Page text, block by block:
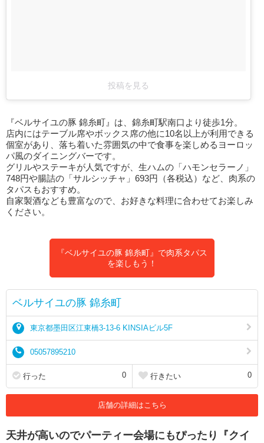
投稿を見る
『ベルサイユの豚 錦糸町』は、錦糸町駅南口より徒歩1分。
店内にはテーブル席やボックス席の他に10名以上が利用できる
個室があり、落ち着いた雰囲気の中で食事を楽しめるヨーロッ
パ風のダイニングバーです。
グリルやステーキが人気ですが、生ハムの「ハモンセラーノ」
748円や腸詰の「サルシッチャ」693円（各税込）など、肉系の
タパスもおすすめ。
自家製酒なども豊富なので、お好きな料理に合わせてお楽しみ
ください。
『ベルサイユの豚 錦糸町』で肉系タパス
を楽しもう！
ベルサイユの豚 錦糸町
東京都墨田区江東橋3-13-6 KINSIAビル5F
05057895210
行った 0 行きたい 0
店舗の詳細はこちら
天井が高いのでパーティー会場にもぴったり『クイ